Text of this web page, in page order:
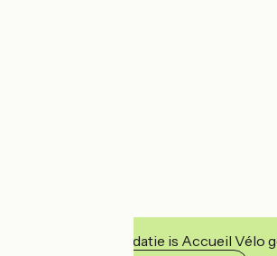
Deze accommodatie is Accueil